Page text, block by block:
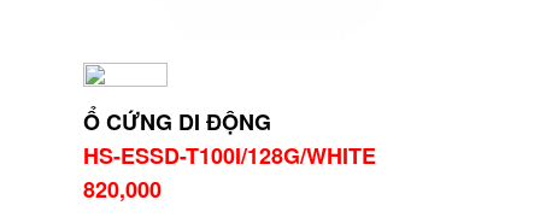
Ổ CỨNG DI ĐỘNG
HS-ESSD-T100I/128G/WHITE
820,000